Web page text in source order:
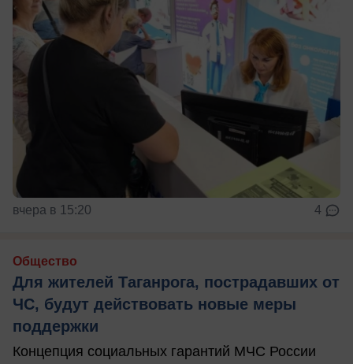
вчера в 15:20 4
Общество
Для жителей Таганрога, пострадавших от
ЧС, будут действовать новые меры
поддержки
Концепция социальных гарантий МЧС России